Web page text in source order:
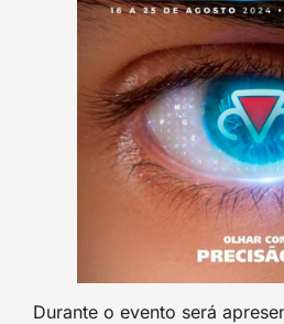
Durante o evento será